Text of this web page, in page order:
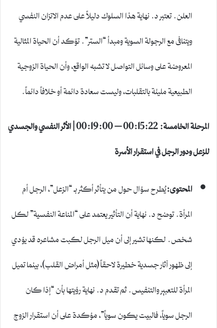
العلن. تعتبر د. نهاية هذا السلوك دليلاً على عدم الاتزان النفسي
ويتنافى مع الرجولة السوية ومبدأ “الستر”. تؤكد أن الحياة المثالية
المعروضة على وسائل التواصل لا تشبه الواقع، وأن الحياة الزوجية
الطبيعية مليئة بالتقلبات، وليست سعادة دائمة أو خلافاً دائماً.
المرحلة الخامسة: 00:15:22 – 00:19:00 | الأثر النفسي والجسدي
للزعل ودور الرجل في استقرار الأسرة
المحتوى:يُطرح سؤال حول من يتأثر أكثر بـ “الزعل”، الرجل أم
المرأة. توضح د. نهاية أن التأثير يعتمد على “المناعة النفسية” لكل
شخص. لكنها تشير إلى أن ميل الرجل لكبت مشاعره قد يؤدي
إلى ظهور آثار جسدية خطيرة لاحقاً (مثل أمراض القلب)، بينما تميل
المرأة للتعبير والتنفيس. ثم تقدم د. نهاية رؤيتها بأن “إذا كان
الرجل سوياً، فالبيت يكون سوياً”، مؤكدة على أن استقرار الزوج